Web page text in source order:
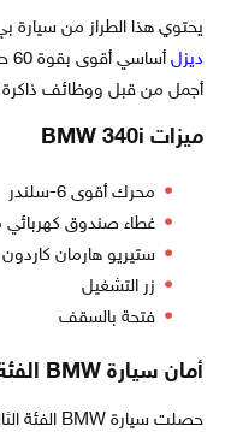
يحتوي هذا الطراز من سيارة بي أم
ديزل
أجمل من قبل ووظائف ذاكرة
ميزات BMW 340i
محرك أقوى 6-سلندر
غطاء صندوق كهربائي
ستيريو هارمان كاردون مع 16
زر التشغيل
فتحة بالسقف
أمان سيارة BMW الفئة الثالثة 2016